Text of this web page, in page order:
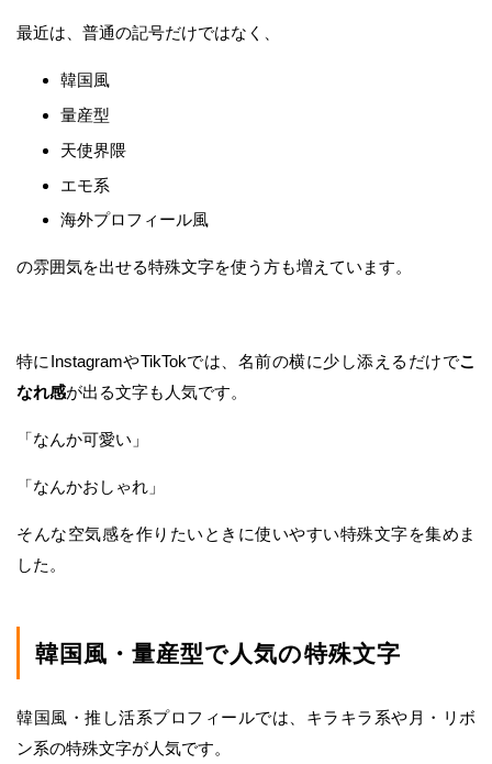
最近は、普通の記号だけではなく、
韓国風
量産型
天使界隈
エモ系
海外プロフィール風
の雰囲気を出せる特殊文字を使う方も増えています。
特にInstagramやTikTokでは、名前の横に少し添えるだけでこ
なれ感が出る文字も人気です。
「なんか可愛い」
「なんかおしゃれ」
そんな空気感を作りたいときに使いやすい特殊文字を集めま
した。
韓国風・量産型で人気の特殊文字
韓国風・推し活系プロフィールでは、キラキラ系や月・リボ
ン系の特殊文字が人気です。